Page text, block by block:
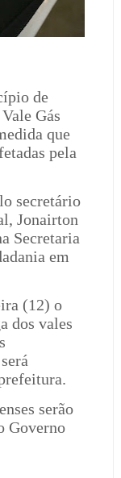
de
Gás
que
pela
secretário
Jonairton
Secretaria
em
(12) o
dos vales
serão
Governo